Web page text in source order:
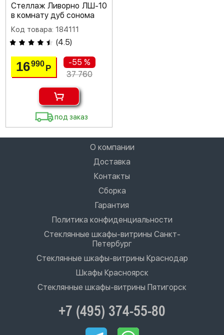
Стеллаж Ливорно ЛШ-10
в комнату дуб сонома
Код товара: 184111
(4.5)
16990Р
-55 %
37 760
под заказ
О компании
Доставка
Контакты
Сборка
Гарантия
Политика конфиденциальности
Стеклянные шкафы-витрины Санкт-
Петербург
Стеклянные шкафы-витрины Краснодар
Шкафы Красноярск
Стеклянные шкафы-витрины Пятигорск
+7 (495) 374-55-80